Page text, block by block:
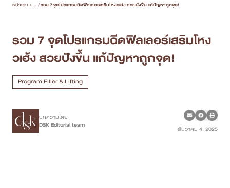
Program Filler & Lifting
Program Acne Scar
Program Skin Quality
Program Body Confidence
แพทย์ของเรา
เคสรีวิว
หน้าแรก /... /รวม 7 จุดโปรแกรมฉีดฟิลเลอร์เสริมโหงวเฮ้ง สวยปังขึ้น แก้ปัญหาถูกจุด!
รวม 7 จุดโปรแกรมฉีดฟิลเลอร์เสริมโหง
วเฮ้ง สวยปังขึ้น แก้ปัญหาถูกจุด!
Program Filler & Lifting
บทความโดย
DSK Editorial team
ธันวาคม 4, 2025